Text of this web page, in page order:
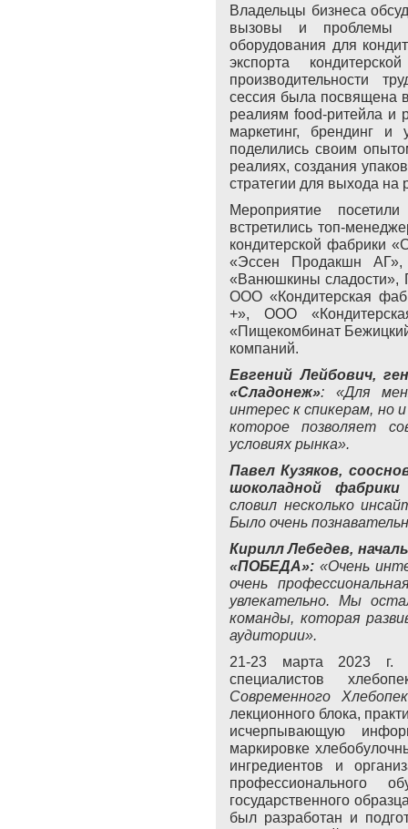
Владельцы бизнеса
вызовы и проблемы
оборудования для
экспорта
производительности
сессия была посвящена
реалиям food-ритейла и
маркетинг, брендинг и
поделились своим
реалиях, создания
стратегии для выхода
Мероприятие
встретились топ-
кондитерской фабрики
«Эссен Продакшн
«Ванюшкины сладости»,
ООО «Кондитерская
+», ООО
«Пищекомбинат
компаний.
Евгений Лейбович,
«Сладонеж»: «Для
интерес к спикерам, но
которое позволяет
условиях рынка».
Павел Кузяков,
шоколадной фабрики
словил несколько
Было очень
Кирилл Лебедев,
«ПОБЕДА»:«Очень
очень
увлекательно. Мы
команды, которая
аудитории».
21-23 марта 2023 г.
специалистов
Современного
лекционного блока,
исчерпывающую
маркировке
ингредиентов и
профессионального
государственного
был разработан и